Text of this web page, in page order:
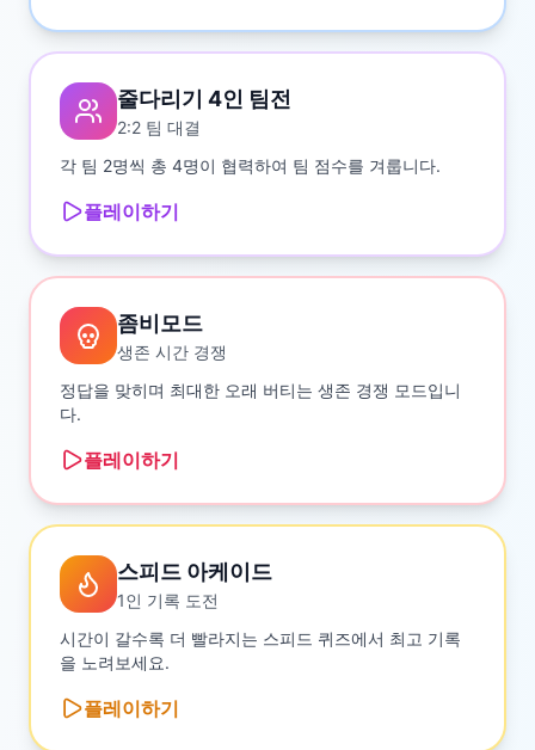
줄다리기 4인 팀전
2:2 팀 대결
각 팀 2명씩 총 4명이 협력하여 팀 점수를 겨룹니다.
플레이하기
좀비모드
생존 시간 경쟁
정답을 맞히며 최대한 오래 버티는 생존 경쟁 모드입니
다.
플레이하기
스피드 아케이드
1인 기록 도전
시간이 갈수록 더 빨라지는 스피드 퀴즈에서 최고 기록
을 노려보세요.
플레이하기